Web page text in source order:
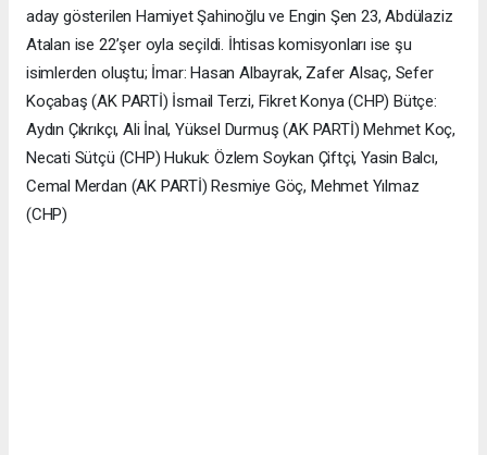
aday gösterilen Hamiyet Şahinoğlu ve Engin Şen 23, Abdülaziz
Atalan ise 22’şer oyla seçildi. İhtisas komisyonları ise şu
isimlerden oluştu; İmar: Hasan Albayrak, Zafer Alsaç, Sefer
Koçabaş (AK PARTİ) İsmail Terzi, Fikret Konya (CHP) Bütçe:
Aydın Çıkrıkçı, Ali İnal, Yüksel Durmuş (AK PARTİ) Mehmet Koç,
Necati Sütçü (CHP) Hukuk: Özlem Soykan Çiftçi, Yasin Balcı,
Cemal Merdan (AK PARTİ) Resmiye Göç, Mehmet Yılmaz
(CHP)